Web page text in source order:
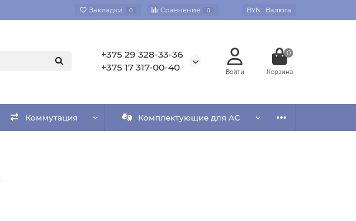
Закладки 0 Сравнение 0 BYN Валюта
+375 29 328-33-36
+375 17 317-00-40
0
Коммутация Комплектующие для АС